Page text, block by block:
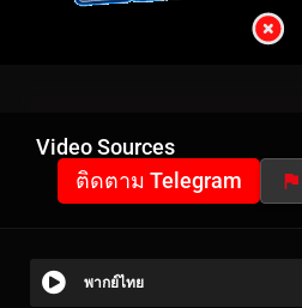
Video Sources
ติดตาม Telegram
พากย์ไทย